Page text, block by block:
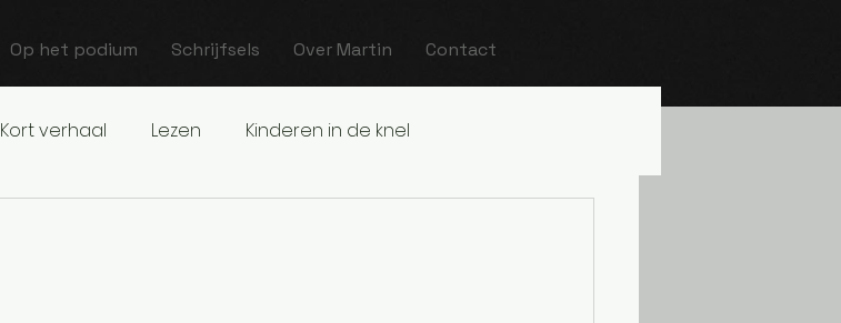
Op het podium Schrijfsels Over Martin Contact
Kort verhaal Lezen Kinderen in de knel